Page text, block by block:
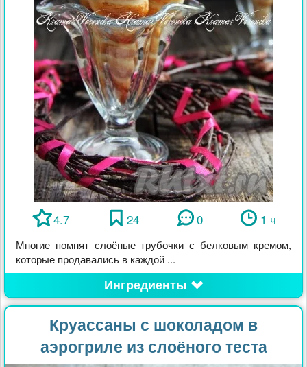
4.7 24 0 1 ч
Многие помнят слоёные трубочки с белковым кремом,
которые продавались в каждой ...
Ингредиенты
Круассаны с шоколадом в
аэрогриле из слоёного теста